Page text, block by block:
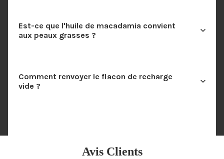
Est-ce que l'huile de macadamia convient
aux peaux grasses ?
Comment renvoyer le flacon de recharge
vide ?
Avis Clients